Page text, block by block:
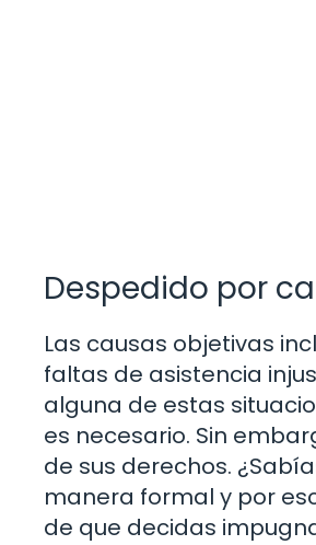
Despedido por
Las causas objetivas
faltas de asistencia
alguna de estas
es necesario. Sin
de sus derechos.
manera formal y por
de que decidas